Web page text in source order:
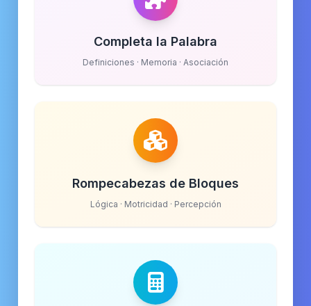
Completa la Palabra
Definiciones · Memoria · Asociación
Rompecabezas de Bloques
Lógica · Motricidad · Percepción